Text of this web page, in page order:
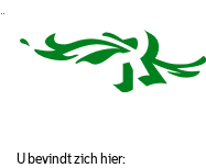
U bevindt zich hier: